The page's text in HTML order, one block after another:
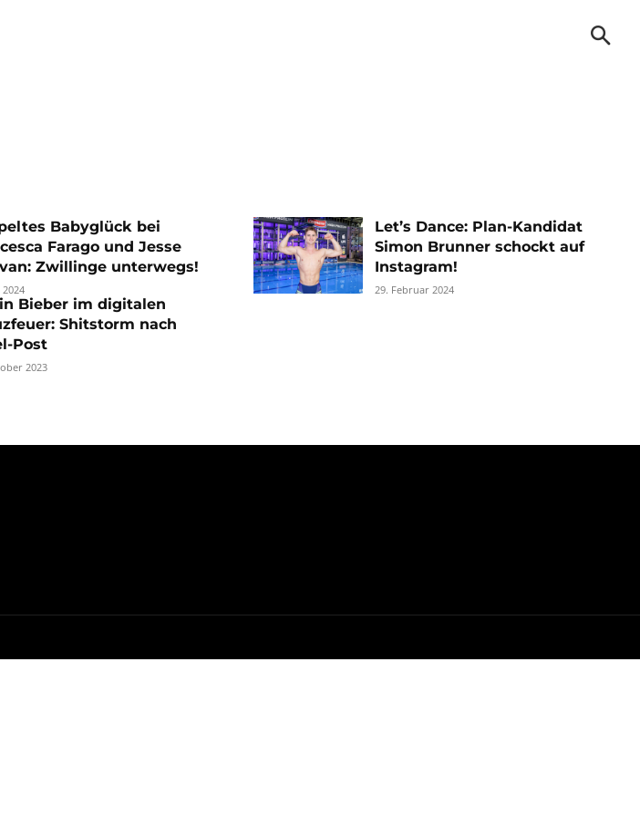
Babyglück bei
Farago und Jesse
Zwillinge unterwegs!
Let’s Dance: Plan-Kandidat
Simon Brunner schockt auf
Instagram!
29. Februar 2024
Bieber im digitalen
Shitstorm nach
Post
2023